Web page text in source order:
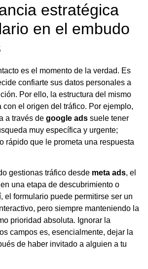
estratégica
en el embudo
es el momento de la verdad. Es
confiarte sus datos personales a
Por ello, la estructura del mismo
con el origen del tráfico. Por ejemplo,
a través de google ads suele tener
muy específica y urgente;
rápido que le prometa una respuesta
gestionas tráfico desde meta ads, el
una etapa de descubrimiento o
el formulario puede permitirse ser un
pero siempre manteniendo la
prioridad absoluta. Ignorar la
campos es, esencialmente, dejar la
de haber invitado a alguien a tu